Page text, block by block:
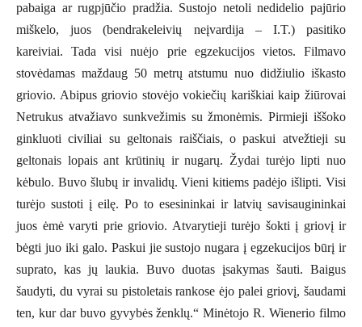
pabaiga ar rugpjūčio pradžia. Sustojo netoli nedidelio pajūrio
miškelo, juos (bendrakeleivių neįvardija – I.T.) pasitiko
kareiviai. Tada visi nuėjo prie egzekucijos vietos. Filmavo
stovėdamas maždaug 50 metrų atstumu nuo didžiulio iškasto
griovio. Abipus griovio stovėjo vokiečių kariškiai kaip žiūrovai
Netrukus atvažiavo sunkvežimis su žmonėmis. Pirmieji iššoko
ginkluoti civiliai su geltonais raiščiais, o paskui atvežtieji su
geltonais lopais ant krūtinių ir nugarų. Žydai turėjo lipti nuo
kėbulo. Buvo šlubų ir invalidų. Vieni kitiems padėjo išlipti. Visi
turėjo sustoti į eilę. Po to esesininkai ir latvių savisaugininkai
juos ėmė varyti prie griovio. Atvarytieji turėjo šokti į griovį ir
bėgti juo iki galo. Paskui jie sustojo nugara į egzekucijos būrį ir
suprato, kas jų laukia. Buvo duotas įsakymas šauti. Baigus
šaudyti, du vyrai su pistoletais rankose ėjo palei griovį, šaudami
ten, kur dar buvo gyvybės ženklų.“ Minėtojo R. Wienerio filmo